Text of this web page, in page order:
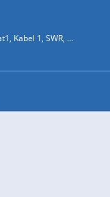
Kabel 1, SWR, ...